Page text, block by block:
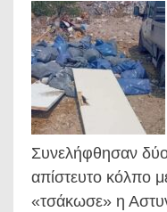
Συνελήφθησαν
απίστευτο κόλπο
«τσάκωσε» η